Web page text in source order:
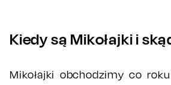
Kiedy są Mikołajki i
Mikołajki obchodzimy co